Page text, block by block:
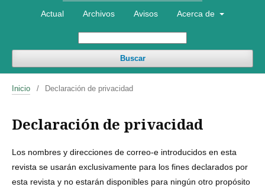
Actual Archivos Avisos Acerca de
Buscar
Inicio / Declaración de privacidad
Declaración de privacidad
Los nombres y direcciones de correo-e introducidos en esta
revista se usarán exclusivamente para los fines declarados por
esta revista y no estarán disponibles para ningún otro propósito